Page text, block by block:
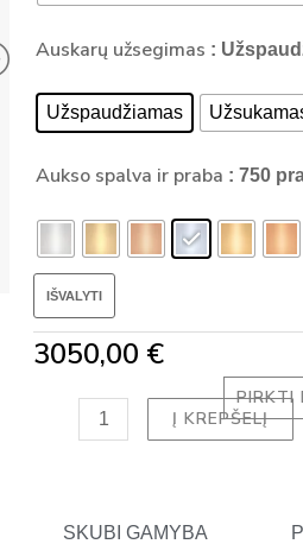
Auskarų užsegimas :
Užspaudžiamas
Aukso spalva ir praba : 750
IŠVALYTI
3050,00 €
su
deimantu
PRINCESS
DEIMANTAI
ct)
Į KREPŠELĮ
PIRKTI
SKUBI GAMYBA